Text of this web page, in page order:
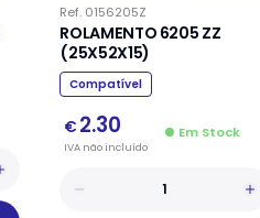
Ref. 0156205Z
ROLAMENTO 6205 ZZ
(25X52X15)
Compatível
€ 2.30
IVA nãoincluído
Em Stock